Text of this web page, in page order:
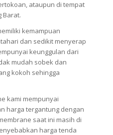
ataupun di tempat
Barat.
kemampuan
dan sedikit menyerap
keunggulan dari
mudah sobek dan
kokoh sehingga
kami mempunyai
harga tergantung dengan
saat ini masih di
harga tenda